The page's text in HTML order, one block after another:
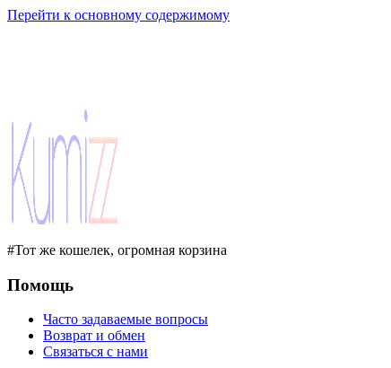
Перейти к основному содержимому
#Тот же кошелек, огромная корзина
Помощь
Часто задаваемые вопросы
Возврат и обмен
Связаться с нами